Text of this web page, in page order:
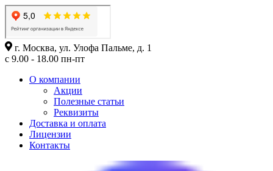
г. Москва, ул. Улофа Пальме, д. 1
с 9.00 - 18.00 пн-пт
О компании
Акции
Полезные статьи
Реквизиты
Доставка и оплата
Лицензии
Контакты